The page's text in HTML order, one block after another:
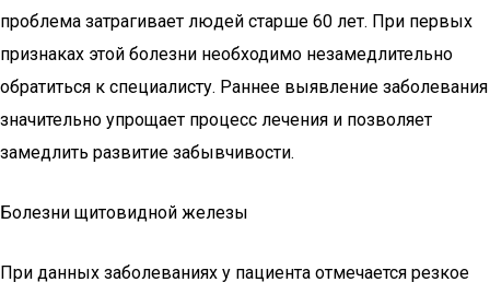
проблема затрагивает людей старше 60 лет. При первых
признаках этой болезни необходимо незамедлительно
обратиться к специалисту. Раннее выявление заболевания
значительно упрощает процесс лечения и позволяет
замедлить развитие забывчивости.
Болезни щитовидной железы
При данных заболеваниях у пациента отмечается резкое